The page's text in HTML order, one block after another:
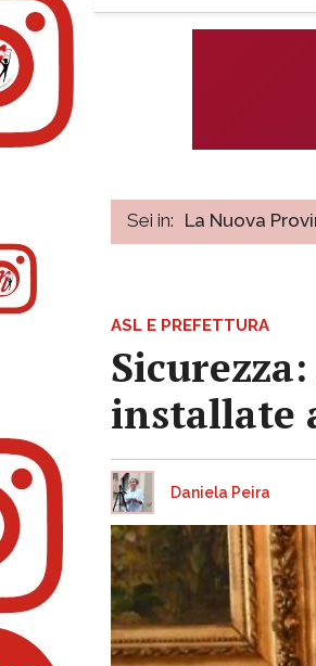
Sei in: La Nuova
ASL E PREFETTURA
installate
Daniela Peira